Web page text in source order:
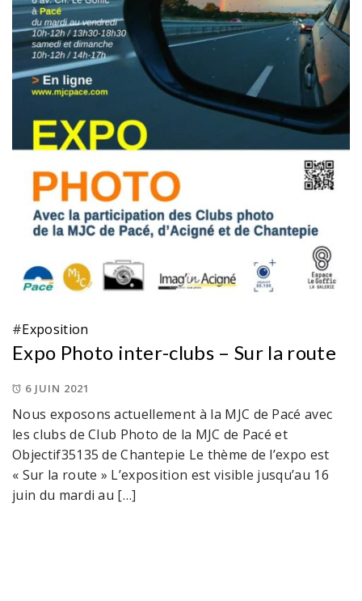
#Exposition
Expo Photo inter-clubs – Sur la route
6 JUIN 2021
Nous exposons actuellement à la MJC de Pacé avec
les clubs de Club Photo de la MJC de Pacé et
Objectif35135 de Chantepie Le thème de l’expo est
« Sur la route » L’exposition est visible jusqu’au 16
juin du mardi au […]